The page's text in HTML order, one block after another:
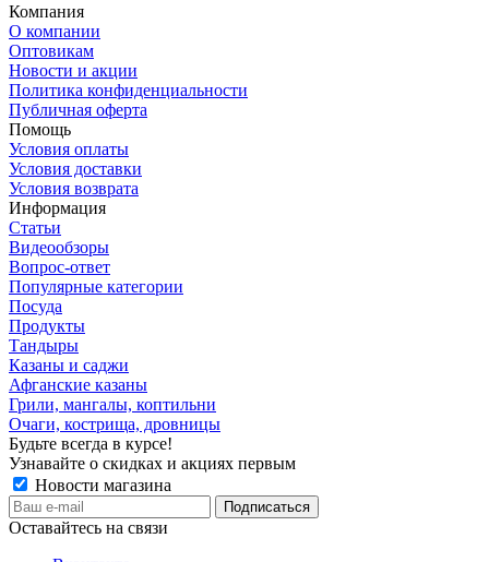
Компания
О компании
Оптовикам
Новости и акции
Политика конфиденциальности
Публичная оферта
Помощь
Условия оплаты
Условия доставки
Условия возврата
Информация
Статьи
Видеообзоры
Вопрос-ответ
Популярные категории
Посуда
Продукты
Тандыры
Казаны и саджи
Афганские казаны
Грили, мангалы, коптильни
Очаги, кострища, дровницы
Будьте всегда в курсе!
Узнавайте о скидках и акциях первым
Новости магазина
Оставайтесь на связи